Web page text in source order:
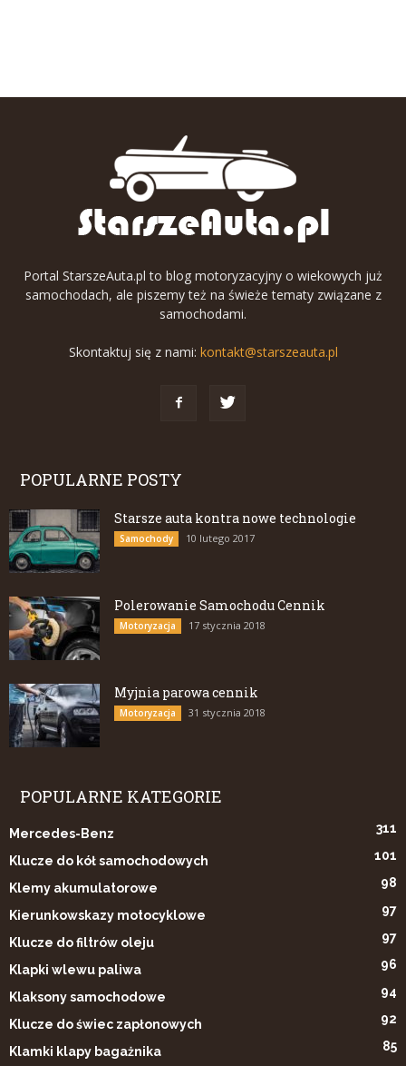
Portal StarszeAuta.pl to blog motoryzacyjny o wiekowych już
samochodach, ale piszemy też na świeże tematy związane z
samochodami.
Skontaktuj się z nami: kontakt@starszeauta.pl
POPULARNE POSTY
Starsze auta kontra nowe technologie
Samochody 10 lutego 2017
Polerowanie Samochodu Cennik
Motoryzacja 17 stycznia 2018
Myjnia parowa cennik
Motoryzacja 31 stycznia 2018
POPULARNE KATEGORIE
Mercedes-Benz 311
Klucze do kół samochodowych 101
Klemy akumulatorowe 98
Kierunkowskazy motocyklowe 97
Klucze do filtrów oleju 97
Klapki wlewu paliwa 96
Klaksony samochodowe 94
Klucze do świec zapłonowych 92
Klamki klapy bagażnika 85